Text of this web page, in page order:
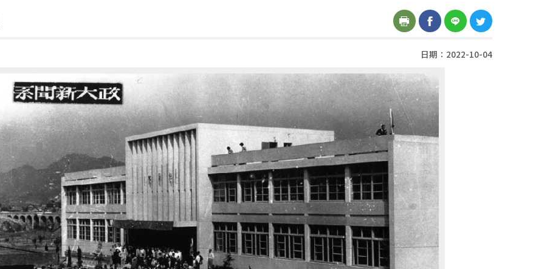
日期：2022-10-04